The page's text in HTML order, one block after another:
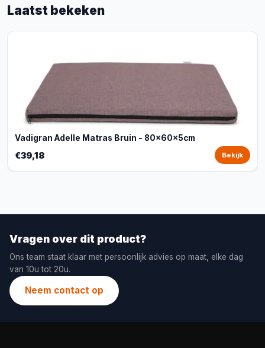
Laatst bekeken
Vadigran Adelle Matras Bruin - 80x60x5cm
€39,18 Bekijk
Vragen over dit product?
Ons team staat klaar met persoonlijk advies op maat, elke dag
van 10u tot 20u.
Neem contact op